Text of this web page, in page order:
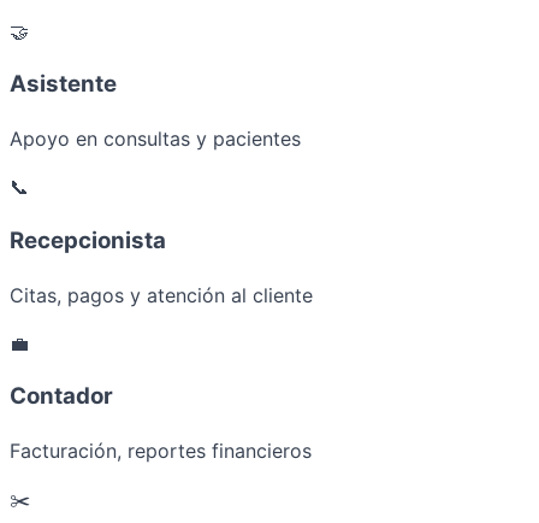
🤝
Asistente
Apoyo en consultas y pacientes
📞
Recepcionista
Citas, pagos y atención al cliente
💼
Contador
Facturación, reportes financieros
✂️